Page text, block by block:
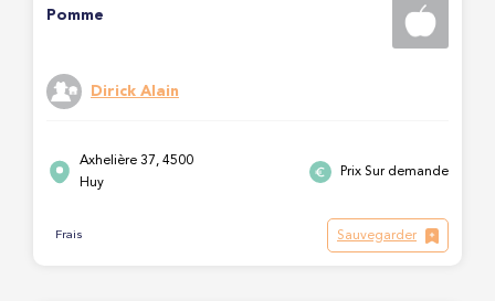
Pomme
Dirick Alain
Axhelière 37, 4500
Huy
Prix Sur demande
Frais Sauvegarder